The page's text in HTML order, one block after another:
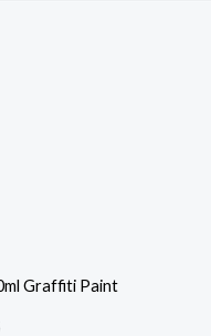
Graffiti Paint